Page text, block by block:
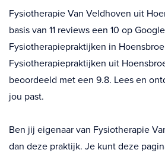
Fysiotherapie Van Veldhoven uit
basis van 11 reviews een 10 op
Fysiotherapiepraktijken in
Fysiotherapiepraktijken uit
beoordeeld met een 9.8. Lees en
jou past.
Ben jij eigenaar van Fysiotherapie
dan deze praktijk. Je kunt deze